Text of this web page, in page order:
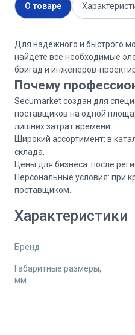
О товаре
Для надежного и быстрого
найдете все необходимые
бригад и инженеров-
Почему
Secumarket создан для
поставщиков на одной
лишних затрат времени.
Широкий ассортимент: в
склада.
Цены для бизнеса: после
Персональные условия: при
поставщиком.
чат. Мы оперативно
Характеристики
Бренд
Габаритные размеры,
мм